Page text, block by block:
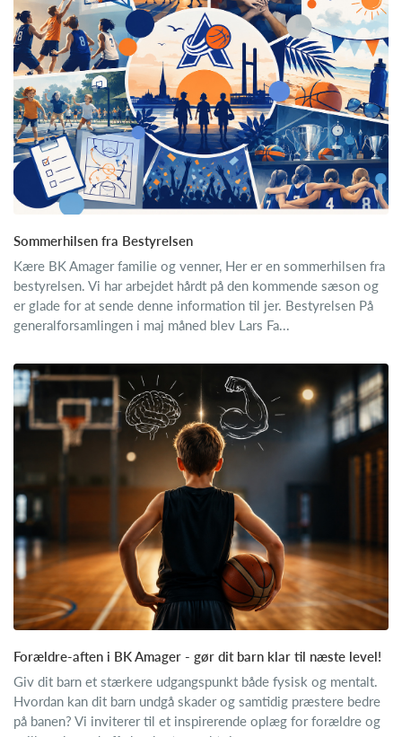
Sommerhilsen fra Bestyrelsen
Kære BK Amager familie og venner, Her er en sommerhilsen fra
bestyrelsen. Vi har arbejdet hårdt på den kommende sæson og
er glade for at sende denne information til jer. Bestyrelsen På
generalforsamlingen i maj måned blev Lars Fa...
Forældre-aften i BK Amager - gør dit barn klar til næste level!
Giv dit barn et stærkere udgangspunkt både fysisk og mentalt.
Hvordan kan dit barn undgå skader og samtidig præstere bedre
på banen? Vi inviterer til et inspirerende oplæg for forældre og